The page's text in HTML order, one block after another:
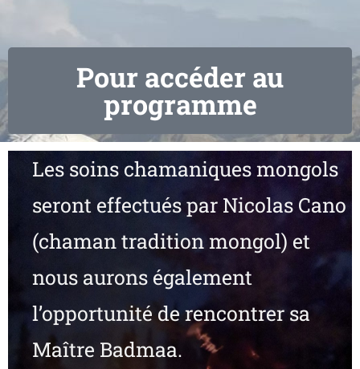
Pour accéder au
programme
Les soins chamaniques mongols
seront effectués par Nicolas Cano
(chaman tradition mongol) et
nous aurons également
l’opportunité de rencontrer sa
Maître Badmaa.